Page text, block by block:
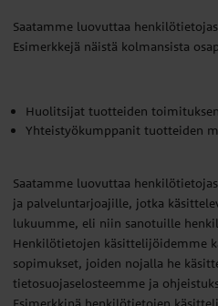
Saatamme luovuttaa
Esimerkkejä näistä kolmansista
Huolitsijat tuotteiden
Yhteistyökumppanit tuotteiden
Saatamme luovuttaa
ja palveluntarjoajille, jotka
lukuumme, eli niin sanotuille
Henkilötietojen käsittelijöidemme
sopimukset, joiden nojalla he
tietosuojaselosteemme ja